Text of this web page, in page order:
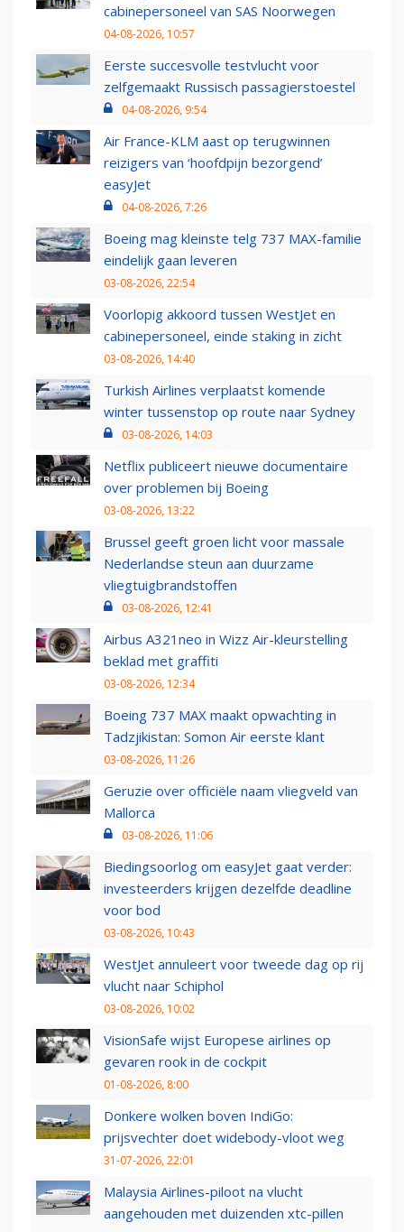
cabinepersoneel van SAS Noorwegen
04-08-2026, 10:57
Eerste succesvolle testvlucht voor
zelfgemaakt Russisch passagierstoestel
04-08-2026, 9:54
Air France-KLM aast op terugwinnen
reizigers van ‘hoofdpijn bezorgend’
easyJet
04-08-2026, 7:26
Boeing mag kleinste telg 737 MAX-familie
eindelijk gaan leveren
03-08-2026, 22:54
Voorlopig akkoord tussen WestJet en
cabinepersoneel, einde staking in zicht
03-08-2026, 14:40
Turkish Airlines verplaatst komende
winter tussenstop op route naar Sydney
03-08-2026, 14:03
Netflix publiceert nieuwe documentaire
over problemen bij Boeing
03-08-2026, 13:22
Brussel geeft groen licht voor massale
Nederlandse steun aan duurzame
vliegtuigbrandstoffen
03-08-2026, 12:41
Airbus A321neo in Wizz Air-kleurstelling
beklad met graffiti
03-08-2026, 12:34
Boeing 737 MAX maakt opwachting in
Tadzjikistan: Somon Air eerste klant
03-08-2026, 11:26
Geruzie over officiële naam vliegveld van
Mallorca
03-08-2026, 11:06
Biedingsoorlog om easyJet gaat verder:
investeerders krijgen dezelfde deadline
voor bod
03-08-2026, 10:43
WestJet annuleert voor tweede dag op rij
vlucht naar Schiphol
03-08-2026, 10:02
VisionSafe wijst Europese airlines op
gevaren rook in de cockpit
01-08-2026, 8:00
Donkere wolken boven IndiGo:
prijsvechter doet widebody-vloot weg
31-07-2026, 22:01
Malaysia Airlines-piloot na vlucht
aangehouden met duizenden xtc-pillen